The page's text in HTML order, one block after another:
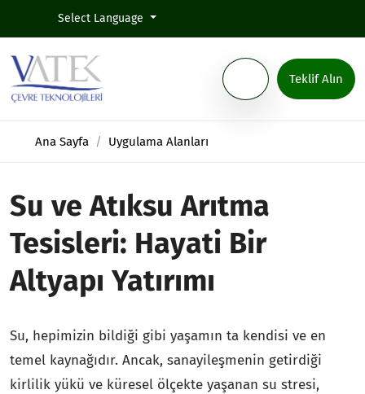
Select Language
Teklif Alın
Ana Sayfa Uygulama Alanları
Su ve Atıksu Arıtma
Tesisleri: Hayati Bir
Altyapı Yatırımı
Su, hepimizin bildiği gibi yaşamın ta kendisi ve en
temel kaynağıdır. Ancak, sanayileşmenin getirdiği
kirlilik yükü ve küresel ölçekte yaşanan su stresi,